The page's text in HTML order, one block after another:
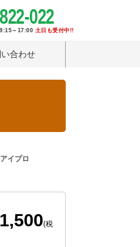
022
～17:00 土日も受付中!!
合わせ
イプロ
(税